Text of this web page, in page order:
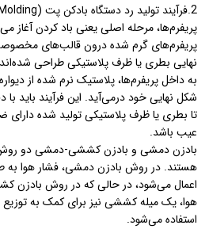
پریفرم‌ها، مرحله اصلی یعنی باد کردن آغاز
پریفرم‌های گرم شده درون قالب‌های
نهایی بطری یا ظرف پلاستیکی طراحی
به داخل پریفرم‌ها، پلاستیک نرم شده از
شکل نهایی خود درمی‌آید. این فرآیند باید با
تا بطری یا ظرف پلاستیکی تولید شده
عیب باشد.
بادزن دمشی و بادزن کششی-دمشی دو روش
هستند. در روش بادزن دمشی، فشار هوا به
اعمال می‌شود، در حالی که در روش بادزن
هوا، یک میله کششی نیز برای کمک به
استفاده می‌شود.